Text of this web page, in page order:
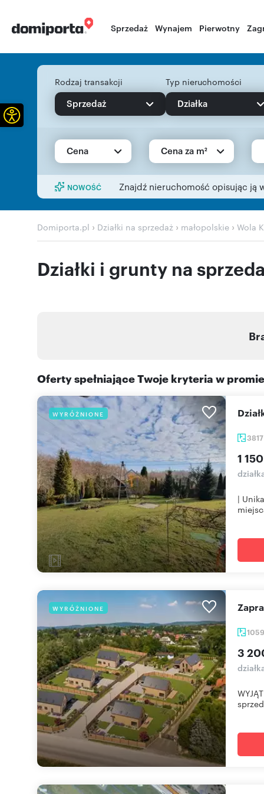
Sprzedaż Wynajem Pierwotny
Rodzaj transakcji
Sprzedaż
Typ nieruchomości
Działka
Cena Cena za m²
NOWOŚĆ Znajdź nieruchomość opisując ją
Domiporta.pl › Działki na sprzedaż › małopolskie › Wola
Działki i grunty na
Oferty spełniające Twoje kryteria w
WYRÓŻNIONE
1
|
WYRÓŻNIONE
3
Otwórz pasek narzędzi